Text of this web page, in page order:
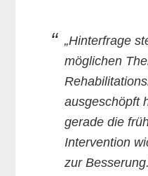
„Hinterfrage
möglichen
ausgeschöpft
gerade die
Intervention
zur